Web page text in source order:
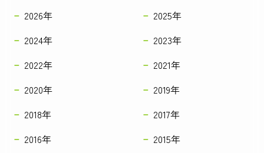
2026年
2025年
2024年
2023年
2022年
2021年
2020年
2019年
2018年
2017年
2016年
2015年